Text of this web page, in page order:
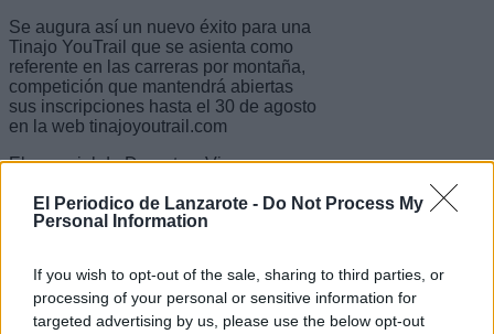
El Periodico de Lanzarote - Do Not Process My
Personal Information
If you wish to opt-out of the sale, sharing to third parties, or
processing of your personal or sensitive information for
targeted advertising by us, please use the below opt-out
Se augura así un nuevo éxito para una
Tinajo YouTrail que se asienta como
referente en las carreras por montaña,
competición que mantendrá abiertas
sus inscripciones hasta el 30 de agosto
en la web tinajoyoutrail.com
El concejal de Deportes, Vianney
YouTrail sigue creciendo sin límites, el
próximo 2 de septiembre Tinajo será el
resto del país, pues cada vez son más
los atletas que vienen hasta Lanzarote
para disfrutar de Tinajo YouTrail”.